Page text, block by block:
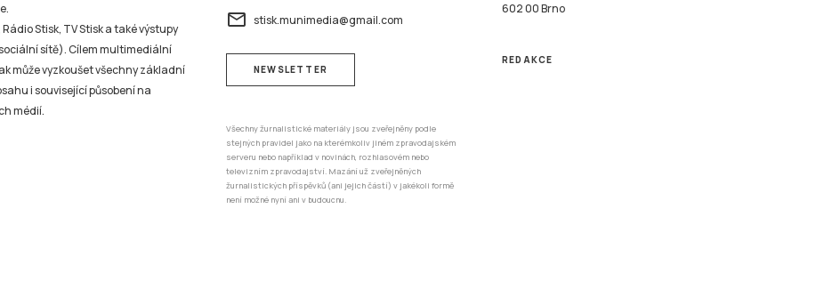
Stisk, TV Stisk a také výstupy
sítě). Cílem multimediální
může vyzkoušet všechny základní
i související působení na
médií.
email stisk.munimedia@gmail.com
NEWSLETTER
Všechny žurnalistické materiály jsou zveřejněny podle
stejných pravidel jako na kterémkoliv jiném zpravodajském
serveru nebo například v novinách, rozhlasovém nebo
televizním zpravodajství. Mazání už zveřejněných
žurnalistických příspěvků (ani jejich částí) v jakékoli formě
není možné nyní ani v budoucnu.
602 00 Brno
REDAKCE